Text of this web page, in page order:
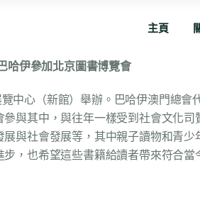
主頁
哈伊參加北京圖書博覽會
中心（新館）舉辦。巴哈伊澳門總
與其中，與往年一樣受到社會文
與社會發展等，其中親子讀物和青
，也希望這些書籍給讀者帶來符合